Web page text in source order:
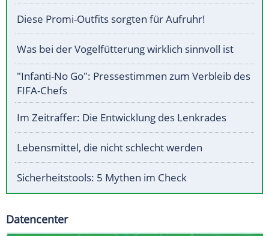
Diese Promi-Outfits sorgten für Aufruhr!
Was bei der Vogelfütterung wirklich sinnvoll ist
"Infanti-No Go": Pressestimmen zum Verbleib des
FIFA-Chefs
Im Zeitraffer: Die Entwicklung des Lenkrades
Lebensmittel, die nicht schlecht werden
Sicherheitstools: 5 Mythen im Check
Datencenter